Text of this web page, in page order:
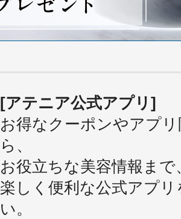
[アテニア公式アプリ]
お得なクーポンやアプ
ら、
お役立ちな美容情報まで
楽しく便利な公式アプ
い。